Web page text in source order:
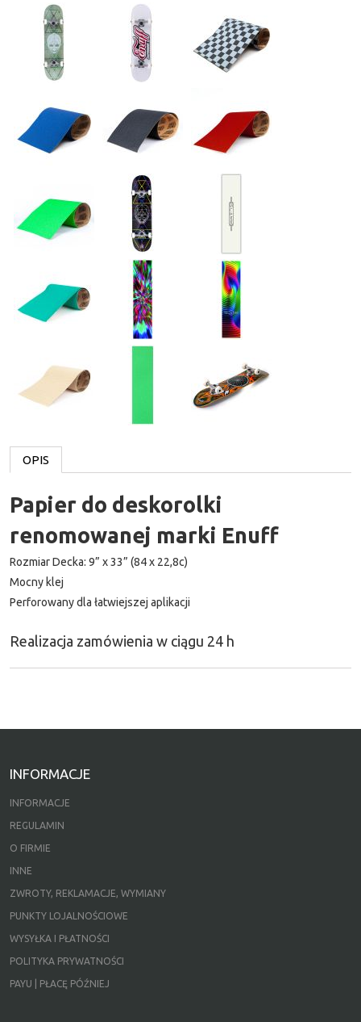
OPIS
Papier do deskorolki
renomowanej marki Enuff
Rozmiar Decka: 9” x 33” (84 x 22,8c)
Mocny klej
Perforowany dla łatwiejszej aplikacji
Realizacja zamówienia w ciągu 24 h
INFORMACJE
INFORMACJE
REGULAMIN
O FIRMIE
INNE
ZWROTY, REKLAMACJE, WYMIANY
PUNKTY LOJALNOŚCIOWE
WYSYŁKA I PŁATNOŚCI
POLITYKA PRYWATNOŚCI
PAYU | PŁACĘ PÓŹNIEJ